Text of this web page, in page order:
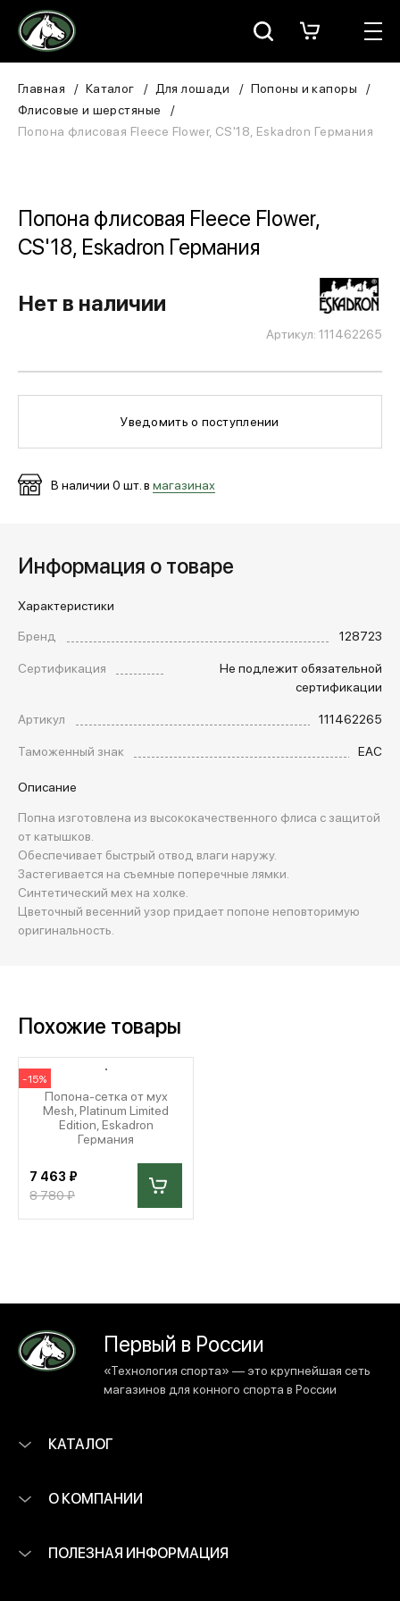
Москва
Для всадника
В конюшню
ЗООТОВАРЫ
Для собаки
БРЕНДЫ
МЕДИА
ОПЛАТА И ДОСТАВКА
Вход в личный кабинет
обратный звонок
Главная Каталог Для лошади
Попоны и капоры
Флисовые и шерстяные
Попона флисовая Fleece Flower, CS'18, Eskadron Германия
Попона флисовая Fleece Flower,
CS'18, Eskadron Германия
Артикул: 111462265
Нет в наличии
Уведомить о поступлении
В наличии 0 шт. в магазинах
Информация о товаре
Характеристики
Бренд
128723
Сертификация
Не подлежит обязательной
сертификации
Артикул
111462265
Таможенный знак
EAC
Описание
Попна изготовлена из высококачественного флиса с защитой
от катышков.
Обеспечивает быстрый отвод влаги наружу.
Застегивается на съемные поперечные лямки.
Синтетический мех на холке.
Цветочный весенний узор придает попоне неповторимую
оригинальность.
Похожие товары
-15%
Попона-сетка от мух
Mesh, Platinum Limited
Edition, Eskadron
Германия
7 463 ₽
8 780 ₽
Первый в России
«Технология спорта» — это крупнейшая сеть
магазинов для конного спорта в России
КАТАЛОГ
О КОМПАНИИ
ПОЛЕЗНАЯ ИНФОРМАЦИЯ